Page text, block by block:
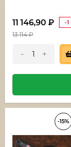
11 146,90 ₽ -
13 114₽
- +
-15%